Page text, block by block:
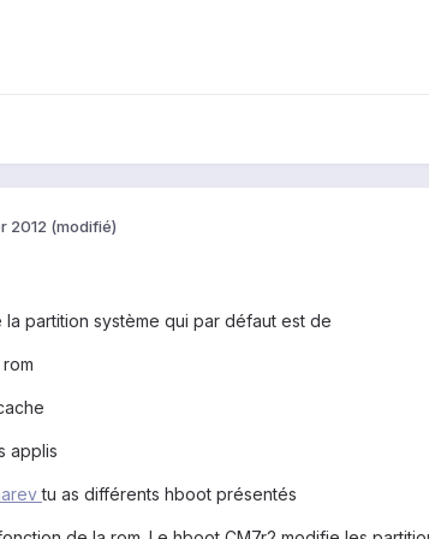
2012 (modifié)
partition système qui par défaut est de
applis
tu as différents hboot présentés